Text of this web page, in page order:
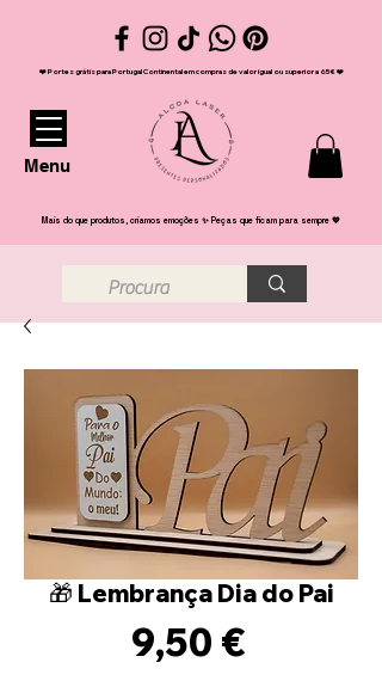
❤️ Portes grátis para Portugal Continental em compras de valor igual ou superior a 65€ ❤️
Menu
Mais do que produtos, criamos emoções ✨ Peças que ficam para sempre 💖
🎁 Lembrança Dia do Pai
9,50 €Prix